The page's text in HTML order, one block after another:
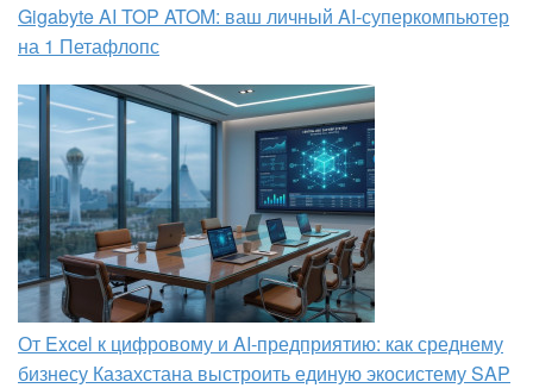
Gigabyte AI TOP ATOM: ваш личный AI-суперкомпьютер
на 1 Петафлопс
От Excel к цифровому и AI‑предприятию: как среднему
бизнесу Казахстана выстроить единую экосистему SAP